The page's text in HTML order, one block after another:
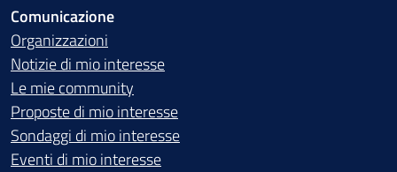
Comunicazione
Organizzazioni
Notizie di mio interesse
Le mie community
Proposte di mio interesse
Sondaggi di mio interesse
Eventi di mio interesse